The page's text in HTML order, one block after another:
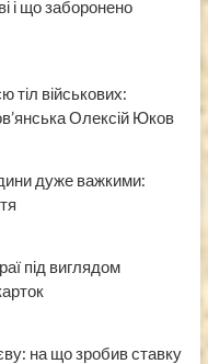
і що заборонено
тіл військових:
Олексій Юков
дуже важкими:
під виглядом
на що зробив ставку